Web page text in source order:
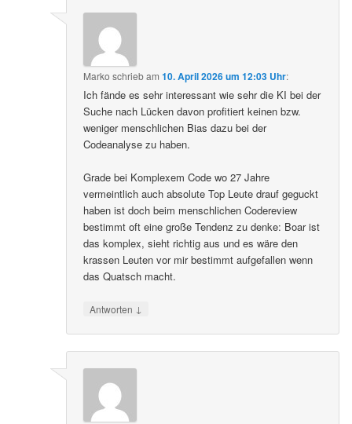
Marko schriebam10. April 2026 um 12:03 Uhr:
Ich fände es sehr interessant wie sehr die KI bei der
Suche nach Lücken davon profitiert keinen bzw.
weniger menschlichen Bias dazu bei der
Codeanalyse zu haben.
Grade bei Komplexem Code wo 27 Jahre
vermeintlich auch absolute Top Leute drauf geguckt
haben ist doch beim menschlichen Codereview
bestimmt oft eine große Tendenz zu denke: Boar ist
das komplex, sieht richtig aus und es wäre den
krassen Leuten vor mir bestimmt aufgefallen wenn
das Quatsch macht.
Antworten ↓